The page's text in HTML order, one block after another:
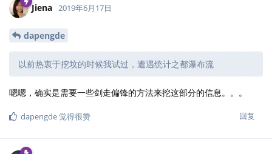
Jiena 2019年6月17日
dapengde
以前热衷于挖坟的时候我试过，遭遇统计之都瀑布流
嗯嗯，确实是需要一些剑走偏锋的方法来挖这部分的信息。。。
回复
dapengde觉得很赞